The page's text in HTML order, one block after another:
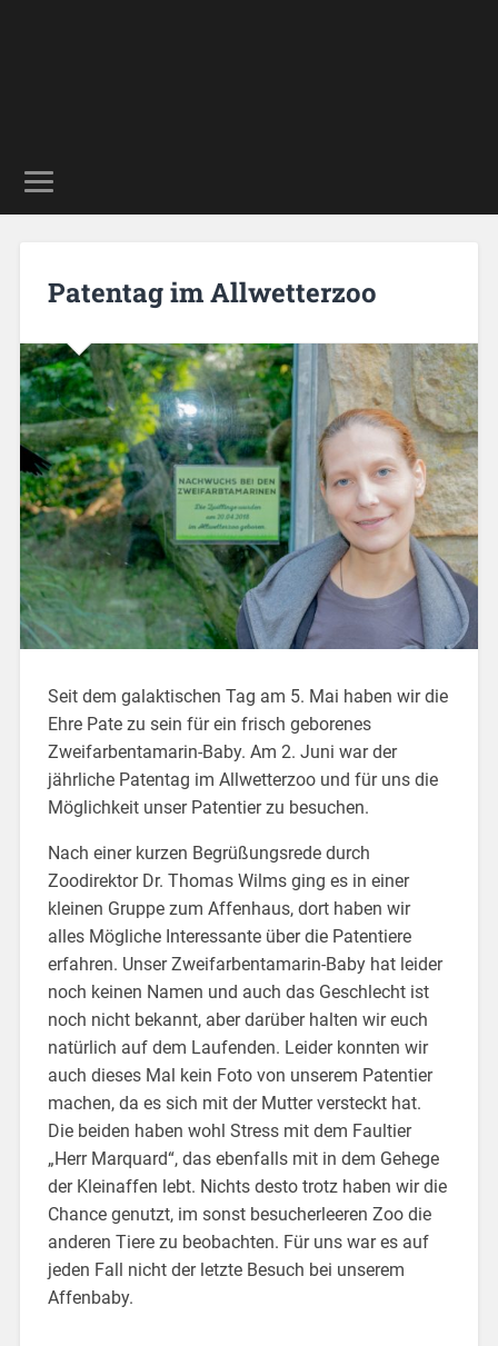
Patentag im Allwetterzoo
Seit dem galaktischen Tag am 5. Mai haben wir die
Ehre Pate zu sein für ein frisch geborenes
Zweifarbentamarin-Baby. Am 2. Juni war der
jährliche Patentag im Allwetterzoo und für uns die
Möglichkeit unser Patentier zu besuchen.
Nach einer kurzen Begrüßungsrede durch
Zoodirektor Dr. Thomas Wilms ging es in einer
kleinen Gruppe zum Affenhaus, dort haben wir
alles Mögliche Interessante über die Patentiere
erfahren. Unser Zweifarbentamarin-Baby hat leider
noch keinen Namen und auch das Geschlecht ist
noch nicht bekannt, aber darüber halten wir euch
natürlich auf dem Laufenden. Leider konnten wir
auch dieses Mal kein Foto von unserem Patentier
machen, da es sich mit der Mutter versteckt hat.
Die beiden haben wohl Stress mit dem Faultier
„Herr Marquard“, das ebenfalls mit in dem Gehege
der Kleinaffen lebt. Nichts desto trotz haben wir die
Chance genutzt, im sonst besucherleeren Zoo die
anderen Tiere zu beobachten. Für uns war es auf
jeden Fall nicht der letzte Besuch bei unserem
Affenbaby.